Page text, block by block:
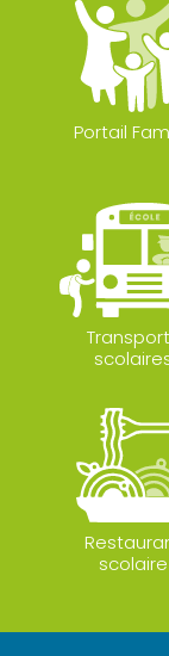
Portail
scolaire